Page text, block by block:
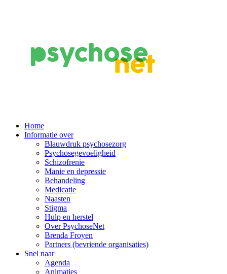
Main
Navigation
Home
Informatie over
Blauwdruk psychosezorg
Psychosegevoeligheid
Schizofrenie
Manie en depressie
Behandeling
Medicatie
Naasten
Stigma
Hulp en herstel
Over PsychoseNet
Brenda Froyen
Partners (bevriende organisaties)
Snel naar
Agenda
Animaties